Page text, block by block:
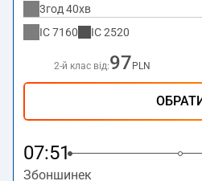
3год 40хв
IC7160 IC2520
2-й клас від:97 PLN
07:51
Збоншинек